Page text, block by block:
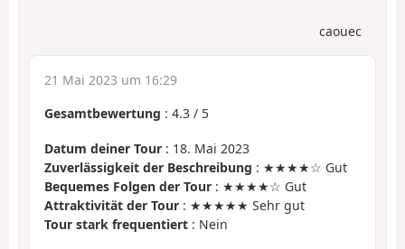
caouec
21 Mai 2023 um 16:29
Gesamtbewertung : 4.3 / 5
Datum deiner Tour : 18. Mai 2023
Zuverlässigkeit der Beschreibung : ★★★★☆ Gut
Bequemes Folgen der Tour : ★★★★☆ Gut
Attraktivität der Tour : ★★★★★ Sehr gut
Tour stark frequentiert : Nein